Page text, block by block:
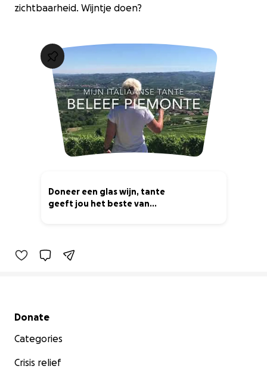
zichtbaarheid. Wijntje doen?
Doneer een glas wijn, tante
geeft jou het beste van
Secondary menu
Donate
Categories
Crisis relief